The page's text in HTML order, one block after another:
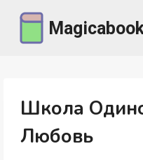
содержимому
Школа
Любовь